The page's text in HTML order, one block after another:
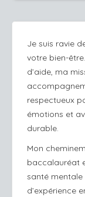
Je suis ravie
votre bien-
d’aide, ma
respectueux
émotions et
durable.
Mon
baccalauréat
santé mentale
d’expérience